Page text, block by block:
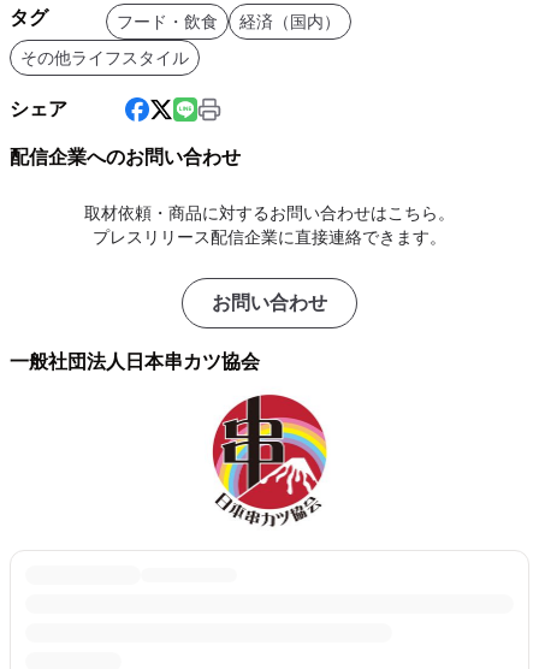
タグ フード・飲食
経済（国内）
その他ライフスタイル
シェア
配信企業へのお問い合わせ
取材依頼・商品に対するお問い合わせはこちら。
プレスリリース配信企業に直接連絡できます。
お問い合わせ
一般社団法人日本串カツ協会